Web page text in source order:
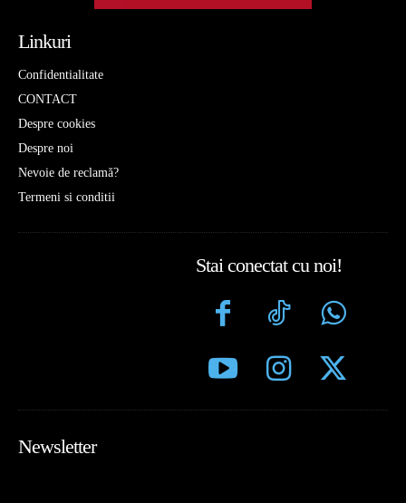
Linkuri
Confidentialitate
CONTACT
Despre cookies
Despre noi
Nevoie de reclamă?
Termeni si conditii
Stai conectat cu noi!
Newsletter